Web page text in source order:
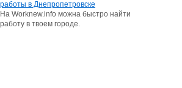
работы в Днепропетровске
На Worknew.info можна быстро найти
работу в твоем городе.